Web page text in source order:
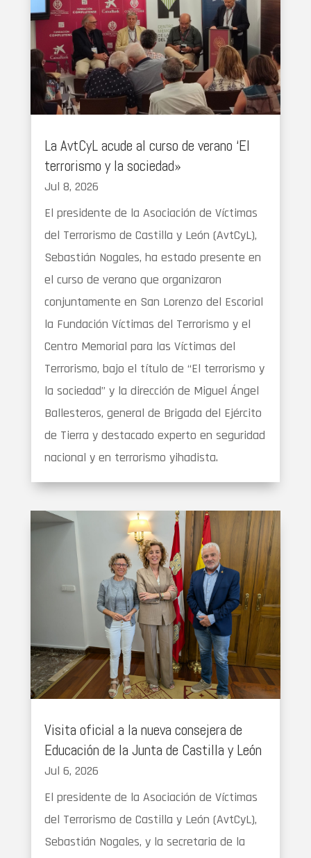
La AvtCyL acude al curso de verano ‘El
terrorismo y la sociedad»
Jul 8, 2026
El presidente de la Asociación de Víctimas
del Terrorismo de Castilla y León (AvtCyL),
Sebastián Nogales, ha estado presente en
el curso de verano que organizaron
conjuntamente en San Lorenzo del Escorial
la Fundación Víctimas del Terrorismo y el
Centro Memorial para las Víctimas del
Terrorismo, bajo el título de “El terrorismo y
la sociedad” y la dirección de Miguel Ángel
Ballesteros, general de Brigada del Ejército
de Tierra y destacado experto en seguridad
nacional y en terrorismo yihadista.
Visita oficial a la nueva consejera de
Educación de la Junta de Castilla y León
Jul 6, 2026
El presidente de la Asociación de Víctimas
del Terrorismo de Castilla y León (AvtCyL),
Sebastián Nogales, y la secretaria de la